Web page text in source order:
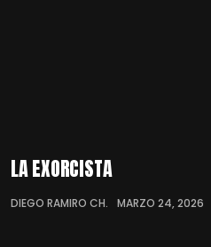
LA EXORCISTA
DIEGO RAMIRO CH. MARZO 24, 2026